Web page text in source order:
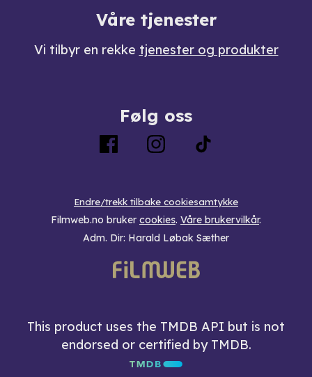
Våre tjenester
Vi tilbyr en rekke tjenester og produkter
Følg oss
Endre/trekk tilbake cookiesamtykke
Filmweb.no bruker cookies. Våre brukervilkår.
Adm. Dir: Harald Løbak Sæther
This product uses the TMDB API but is not
endorsed or certified by TMDB.